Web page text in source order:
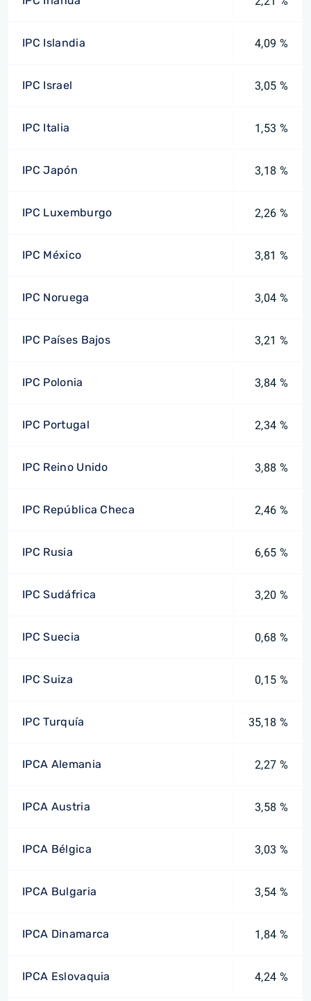
IPC Islandia 4,09 %
IPC Israel 3,05 %
IPC Italia 1,53 %
IPC Japón 3,18 %
IPC Luxemburgo 2,26 %
IPC México 3,81 %
IPC Noruega 3,04 %
IPC Países Bajos 3,21 %
IPC Polonia 3,84 %
IPC Portugal 2,34 %
IPC Reino Unido 3,88 %
IPC República Checa 2,46 %
IPC Rusia 6,65 %
IPC Sudáfrica 3,20 %
IPC Suecia 0,68 %
IPC Suiza 0,15 %
IPC Turquía 35,18 %
IPCA Alemania 2,27 %
IPCA Austria 3,58 %
IPCA Bélgica 3,03 %
IPCA Bulgaria 3,54 %
IPCA Dinamarca 1,84 %
IPCA Eslovaquia 4,24 %